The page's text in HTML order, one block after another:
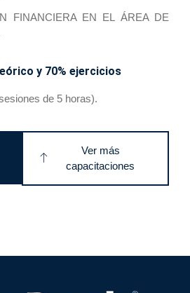
FINANCIERA EN EL ÁREA DE
y 70% ejercicios
de 5 horas).
Ver más
capacitaciones